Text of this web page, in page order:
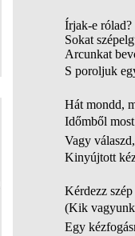
Írjak-e
Sokat
Arcunkat
S poroljuk
Hát mondd,
Időmből
Vagy
Kinyújtott
Kérdezz
(Kik
Egy